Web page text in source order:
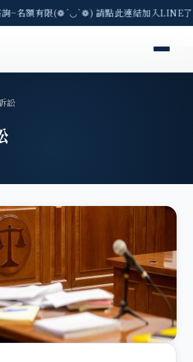
~名額有限(❁´◡`❁) 請點此連結加入LINE
訟